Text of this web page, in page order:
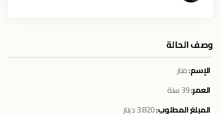
وصف الحالة
الإسم:منار
العمر:39 سنة
المبلغ المطلوب:3.820 دينار